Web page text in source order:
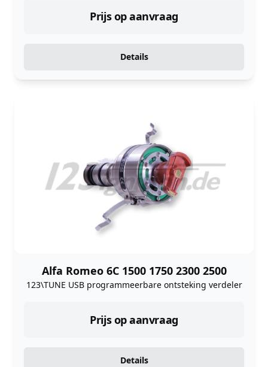
Prijs op aanvraag
Details
Alfa Romeo 6C 1500 1750 2300 2500
123\TUNE USB programmeerbare ontsteking verdeler
Prijs op aanvraag
Details